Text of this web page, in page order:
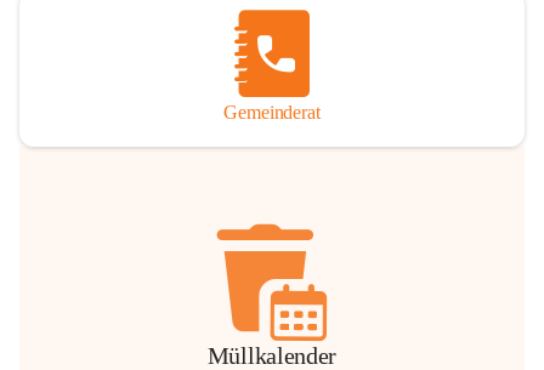
Gemeinderat
Müllkalender